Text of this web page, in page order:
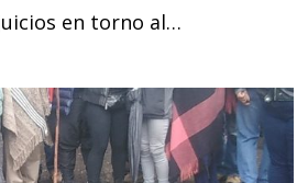
en torno al…